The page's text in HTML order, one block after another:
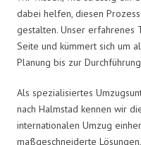
dabei helfen, diesen
gestalten. Unser erfahrenes
Seite und kümmert sich um
Planung bis zur
Als spezialisiertes
nach Halmstad kennen wir
internationalen Umzug
maßgeschneiderte